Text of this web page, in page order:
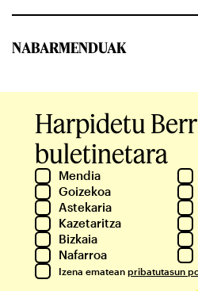
NABARMENDUAK
Harpidetu
buletinetara
Mendia
Goizekoa
Astekaria
Kazetaritza
Bizkaia
Nafarroa
Izena ematean pribatutasun